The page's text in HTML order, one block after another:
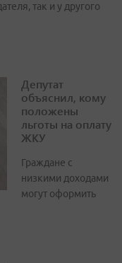
так и у другого
Депутат
объяснил, кому
положены
льготы на оплату
ЖКУ
Граждане с
низкими доходами
могут оформить